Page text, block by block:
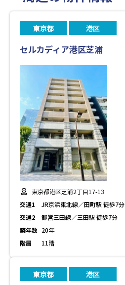
東京都 港区
セルカディア港区芝浦
東京都港区芝浦2丁目17-13
交通1
JR京浜東北線／田町駅 徒歩7分
交通2
都営三田線／三田駅 徒歩7分
築年数 20年
階層
11階
東京都 港区